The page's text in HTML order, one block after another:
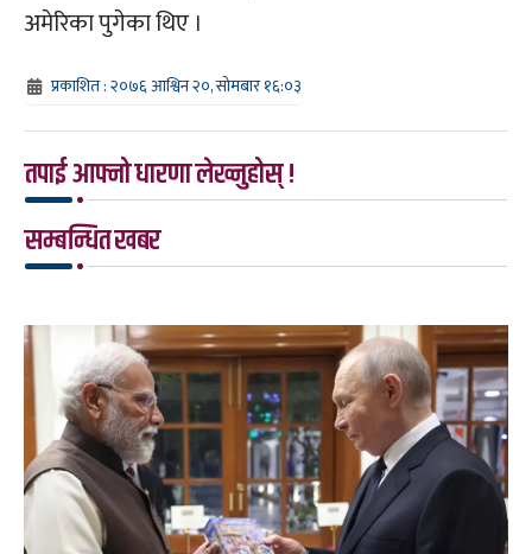
अमेरिका पुगेका थिए ।
प्रकाशित : २०७६ आश्विन २०, सोमबार १६:०३
तपाई आफ्नो धारणा लेख्नुहोस् !
सम्बन्धित खबर